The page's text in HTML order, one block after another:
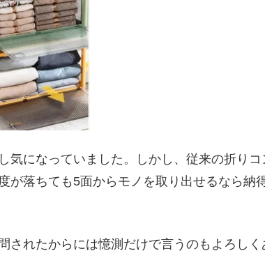
気になっていました。しかし、従来の折りコ
が落ちても5面からモノを取り出せるなら納
されたからには憶測だけで言うのもよろし